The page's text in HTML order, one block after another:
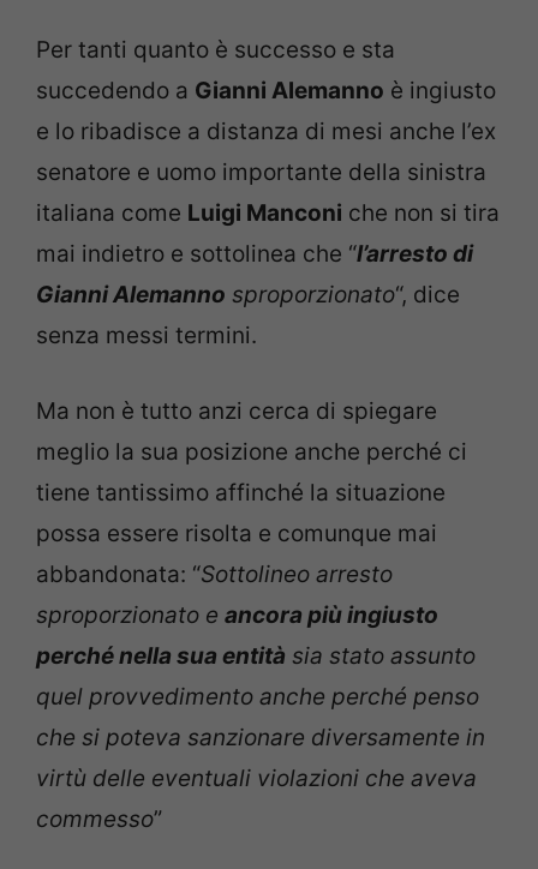
Per tanti quanto è successo e sta
succedendo a Gianni Alemanno è ingiusto
e lo ribadisce a distanza di mesi anche l’ex
senatore e uomo importante della sinistra
italiana come Luigi Manconi che non si tira
mai indietro e sottolinea che “l’arresto di
Gianni Alemanno sproporzionato“, dice
senza messi termini.
Ma non è tutto anzi cerca di spiegare
meglio la sua posizione anche perché ci
tiene tantissimo affinché la situazione
possa essere risolta e comunque mai
abbandonata: “Sottolineo arresto
sproporzionato e ancora più ingiusto
perché nella sua entità sia stato assunto
quel provvedimento anche perché penso
che si poteva sanzionare diversamente in
virtù delle eventuali violazioni che aveva
commesso”